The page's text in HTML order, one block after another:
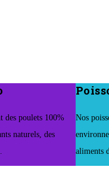
poulets 100%
naturels, des
Nos
aliments